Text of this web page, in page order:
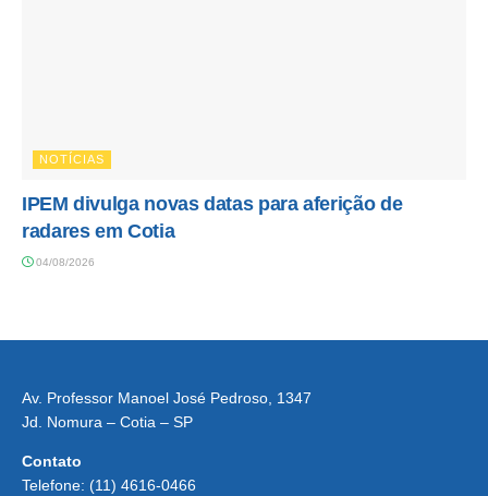
NOTÍCIAS
IPEM divulga novas datas para aferição de
radares em Cotia
04/08/2026
Av. Professor Manoel José Pedroso, 1347
Jd. Nomura – Cotia – SP
Contato
Telefone: (11) 4616-0466